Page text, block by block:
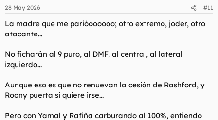
e
:
28 May 2026 #11
La madre que me parióoooooo; otro extremo, joder, otro
atacante...
No ficharán al 9 puro, al DMF, al central, al lateral
izquierdo...
Aunque eso es que no renuevan la cesión de Rashford, y
Roony puerta si quiere irse...
Pero con Yamal y Rafiña carburando al 100%, entiendo